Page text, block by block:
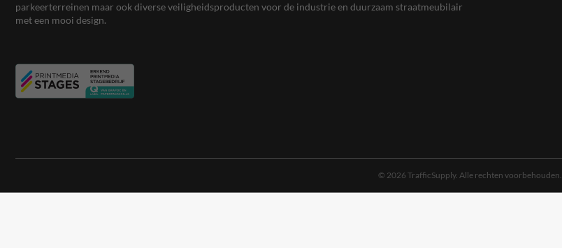
parkeerterreinen maar ook diverse veiligheidsproducten voor de industrie en duurzaam straatmeubilair
met een mooi design.
© 2026 TrafficSupply. Alle rechten voorbehouden.